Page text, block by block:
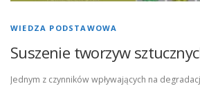
WIEDZA PODSTAWOWA
Suszenie tworzyw
Jednym z czynników wpływających na